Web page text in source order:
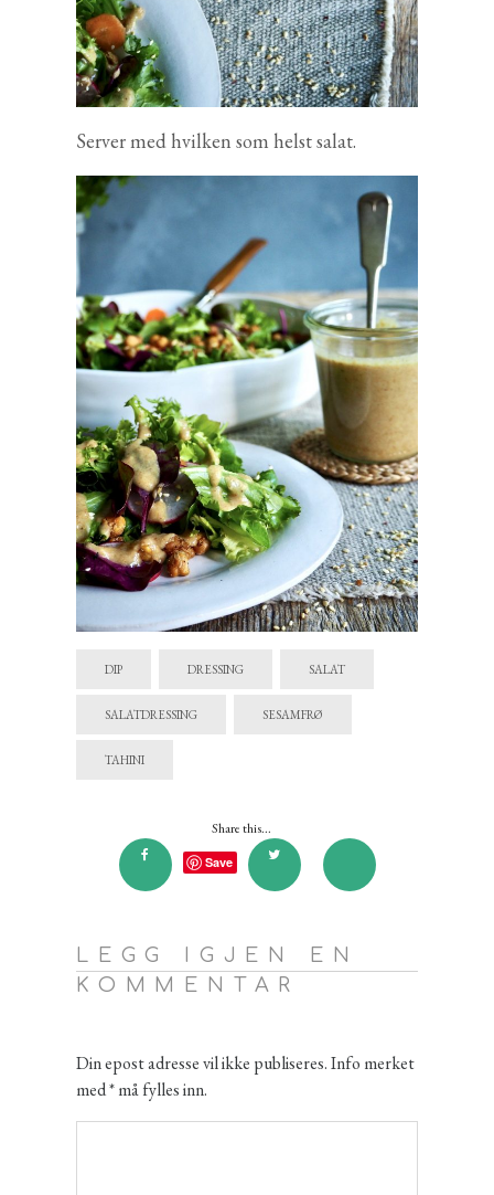
Server med hvilken som helst salat.
DIP DRESSING SALAT
SALATDRESSING SESAMFRØ
TAHINI
Share this...
Save
LEGG IGJEN EN
KOMMENTAR
Din epost adresse vil ikke publiseres. Info merket
med * må fylles inn.